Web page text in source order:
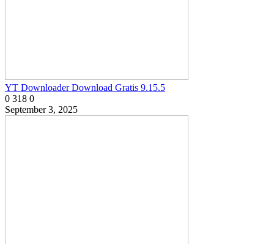
YT Downloader Download Gratis 9.15.5
0 318 0
September 3, 2025